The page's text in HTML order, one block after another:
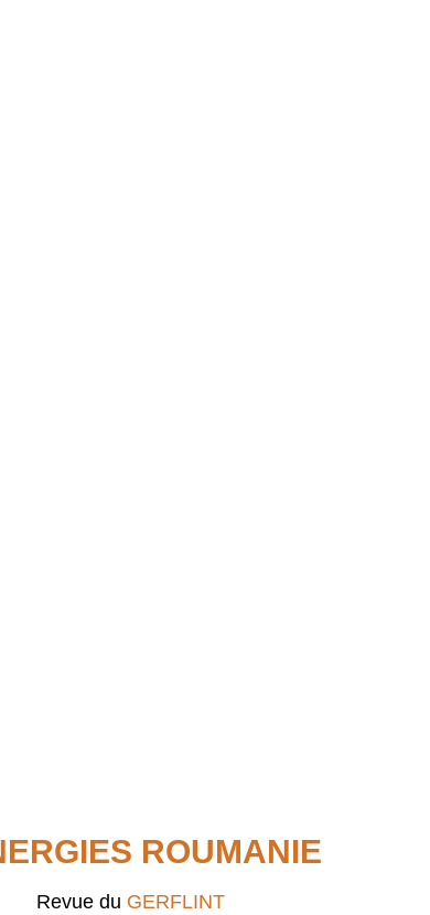
ROUMANIE
Revue du GERFLINT